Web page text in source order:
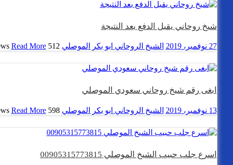
شيخ روحاني يقبل الدفع بعد النتيجة
27 نوفمبر، 2019 الشيخ الروحاني ابو بكر الموصلي 512 views
Read More
ابغى رقم شيخ روحاني سعودي الموصلي
13 نوفمبر، 2019 الشيخ الروحاني ابو بكر الموصلي 598 views
Read More
اسرع جلب حبيب الشيخ الموصلي 00905315773815